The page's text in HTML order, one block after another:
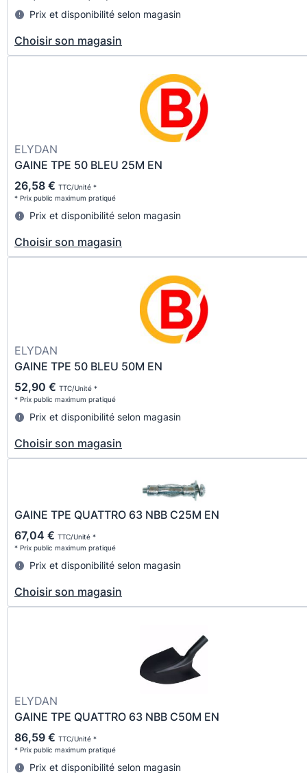
Prix et disponibilité selon magasin
Choisir son magasin
ELYDAN
GAINE TPE 50 BLEU 25M EN
26,58 € TTC/Unité *
* Prix public maximum pratiqué
Prix et disponibilité selon magasin
Choisir son magasin
ELYDAN
GAINE TPE 50 BLEU 50M EN
52,90 € TTC/Unité *
* Prix public maximum pratiqué
Prix et disponibilité selon magasin
Choisir son magasin
GAINE TPE QUATTRO 63 NBB C25M EN
67,04 € TTC/Unité *
* Prix public maximum pratiqué
Prix et disponibilité selon magasin
Choisir son magasin
ELYDAN
GAINE TPE QUATTRO 63 NBB C50M EN
86,59 € TTC/Unité *
* Prix public maximum pratiqué
Prix et disponibilité selon magasin